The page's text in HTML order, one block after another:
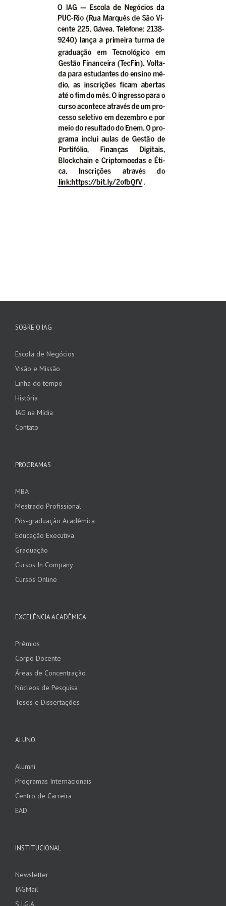
SOBRE O IAG
Escola de Negócios
Visão e Missão
Linha do tempo
História
IAG na Mídia
Contato
PROGRAMAS
MBA
Mestrado Profissional
Pós-graduação Acadêmica
Educação Executiva
Graduação
Cursos In Company
Cursos Online
EXCELÊNCIA ACADÊMICA
Prêmios
Corpo Docente
Áreas de Concentração
Núcleos de Pesquisa
Teses e Dissertações
ALUNO
Alumni
Programas Internacionais
Centro de Carreira
EAD
INSTITUCIONAL
Newsletter
IAGMail
S.I.G.A.